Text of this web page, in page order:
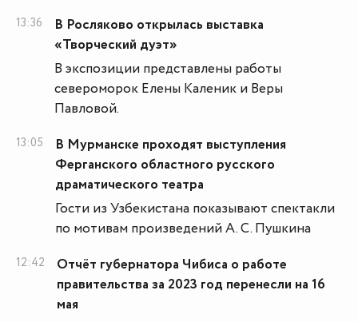
13:36
В Росляково открылась выставка
«Творческий дуэт»
В экспозиции представлены работы
североморок Елены Каленик и Веры
Павловой.
13:05
В Мурманске проходят выступления
Ферганского областного русского
драматического театра
Гости из Узбекистана показывают спектакли
по мотивам произведений А. С. Пушкина
12:42
Отчёт губернатора Чибиса о работе
правительства за 2023 год перенесли на 16
мая